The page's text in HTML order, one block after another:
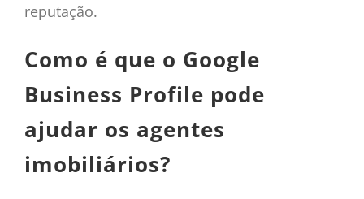
reputação.
Como é que o Google
Business Profile pode
ajudar os agentes
imobiliários?